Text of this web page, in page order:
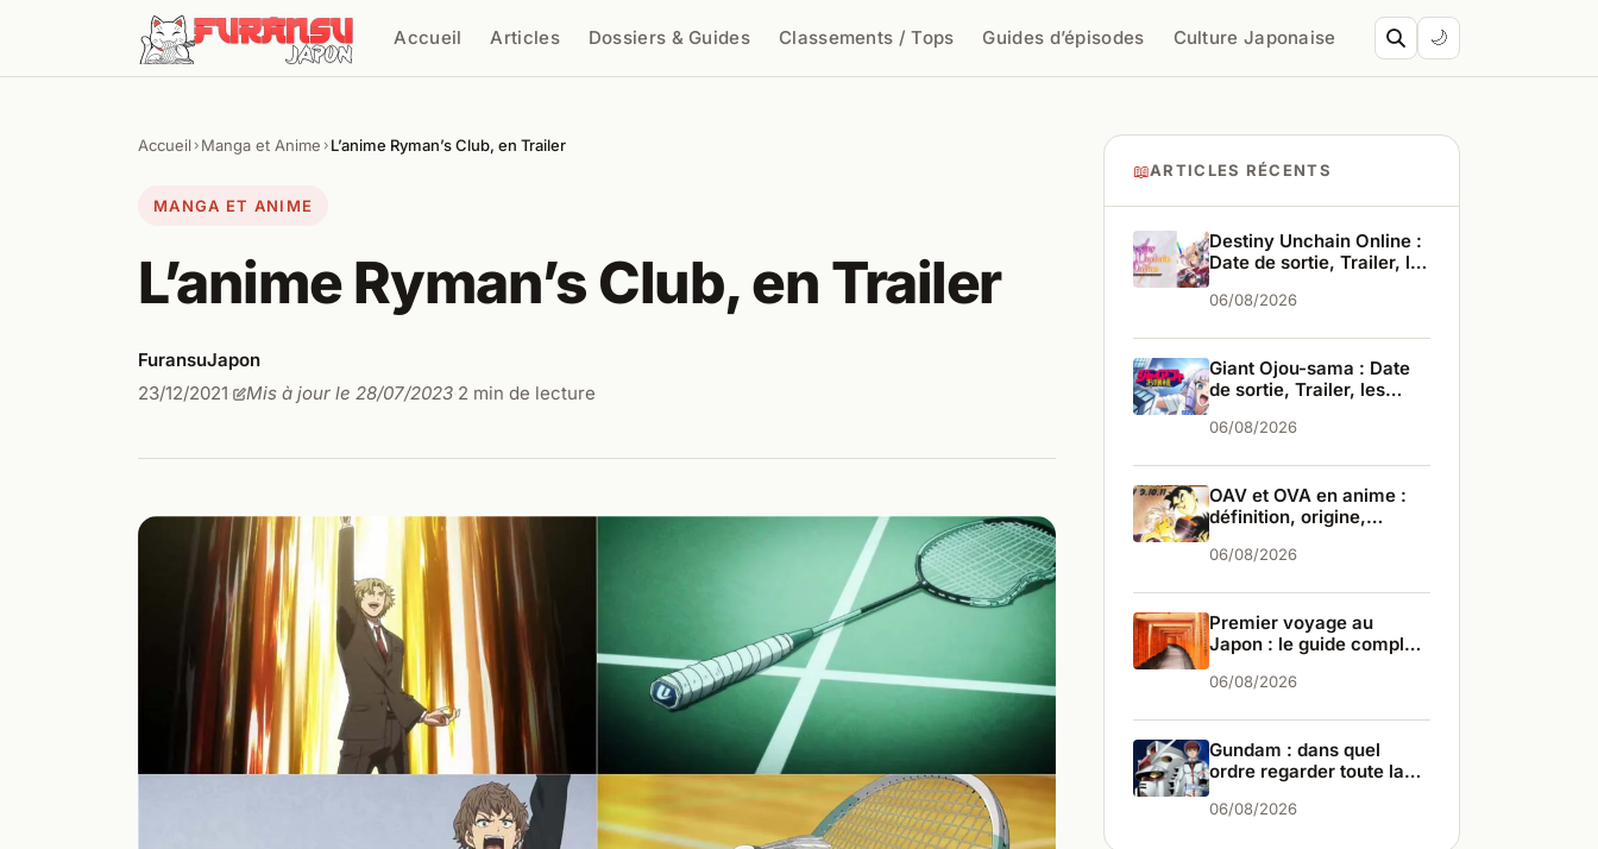
Aller au contenu
Accueil Articles Dossiers & Guides Classements / Tops Guides d’épisodes Culture Japonaise 🌙
Chercher
Accueil › Manga et Anime › L’anime Ryman’s Club, en Trailer
MANGA ET ANIME
L’anime Ryman’s Club, en Trailer
FuransuJapon
23/12/2021· Mis à jour le 28/07/2023·2 min de lecture
📖ARTICLES RÉCENTS
Destiny Unchain Online :
Date de sortie, Trailer, les
06/08/2026
Giant Ojou-sama : Date
de sortie, Trailer, les
06/08/2026
OAV et OVA en anime :
définition, origine,
06/08/2026
Premier voyage au
Japon : le guide complet
06/08/2026
Gundam : dans quel
ordre regarder toute la
06/08/2026